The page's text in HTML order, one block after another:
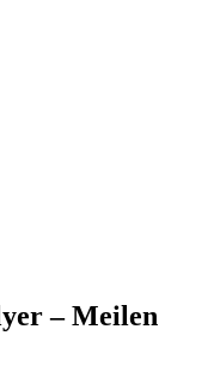
– Meilen